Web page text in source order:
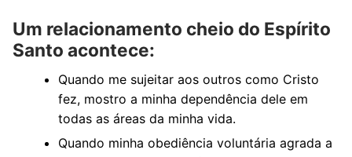
Um relacionamento cheio do Espírito
Santo acontece:
Quando me sujeitar aos outros como Cristo
fez, mostro a minha dependência dele em
todas as áreas da minha vida.
Quando minha obediência voluntária agrada a